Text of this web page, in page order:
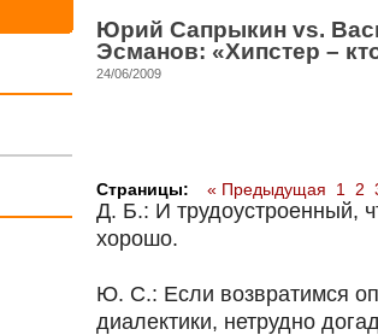
Юрий Сапрыкин vs.
Эсманов: «Хипстер –
24/06/2009
Страницы: « Предыдущая 1 2
Д. Б.: И трудоустроенный,
хорошо.
Ю. С.: Если возвратимся
диалектики, нетрудно